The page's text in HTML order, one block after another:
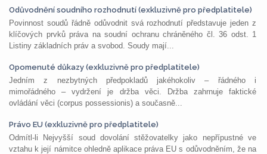
Odůvodnění soudního rozhodnutí (exkluzivně pro předplatitele)
Povinnost soudů řádně odůvodnit svá rozhodnutí představuje jeden z
klíčových prvků práva na soudní ochranu chráněného čl. 36 odst. 1
Listiny základních práv a svobod. Soudy mají...
Opomenuté důkazy (exkluzivně pro předplatitele)
Jedním z nezbytných předpokladů jakéhokoliv – řádného i
mimořádného – vydržení je držba věci. Držba zahrnuje faktické
ovládání věci (corpus possessionis) a současně...
Právo EU (exkluzivně pro předplatitele)
Odmítl-li Nejvyšší soud dovolání stěžovatelky jako nepřípustné ve
vztahu k její námitce ohledně aplikace práva EU s odůvodněním, že na